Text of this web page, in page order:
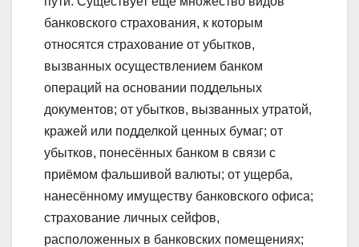
банковского страхования, к которым
относятся страхование от убытков,
вызванных осуществлением банком
операций на основании поддельных
документов; от убытков, вызванных утратой,
кражей или подделкой ценных бумаг; от
убытков, понесённых банком в связи с
приёмом фальшивой валюты; от ущерба,
нанесённому имуществу банковского офиса;
страхование личных сейфов,
расположенных в банковских помещениях;